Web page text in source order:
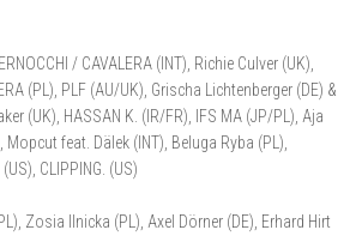
/ CAVALERA (INT), Richie Culver (UK),
(PL), PLF (AU/UK), Grischa Lichtenberger (DE) &
(UK), HASSAN K. (IR/FR), IFS MA (JP/PL), Aja
Mopcut feat. Dälek (INT), Beluga Ryba (PL),
CLIPPING. (US)
Zosia Ilnicka (PL), Axel Dörner (DE), Erhard Hirt